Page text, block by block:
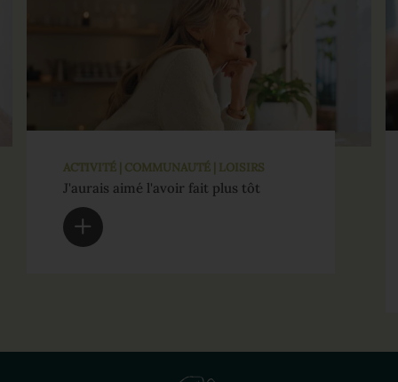
ACTIVITÉ | COMMUNAUTÉ | LOISIRS
J'aurais aimé l'avoir fait plus tôt